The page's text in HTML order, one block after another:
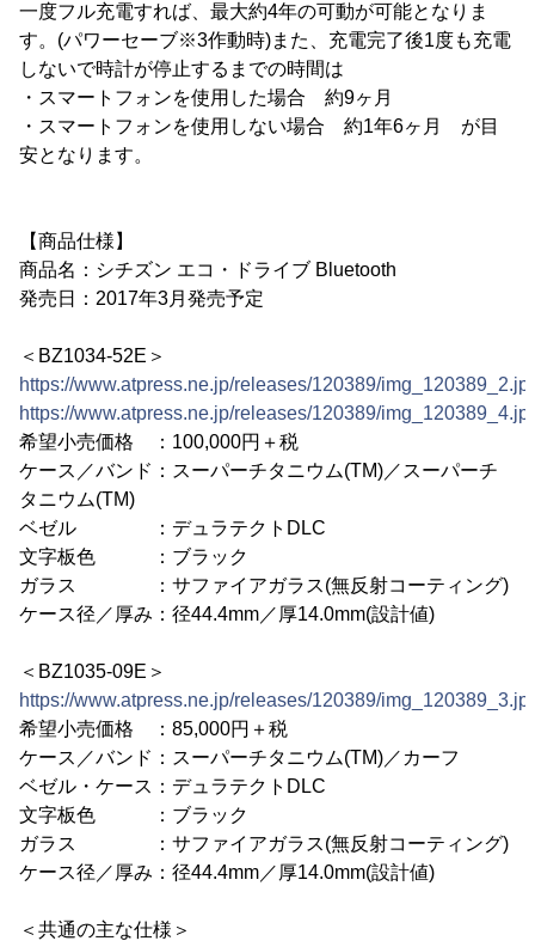
一度フル充電すれば、最大約4年の可動が可能となりま
す。(パワーセーブ※3作動時)また、充電完了後1度も充電
しないで時計が停止するまでの時間は
・スマートフォンを使用した場合 約9ヶ月
・スマートフォンを使用しない場合 約1年6ヶ月 が目
安となります。
【商品仕様】
商品名：シチズン エコ・ドライブ Bluetooth
発売日：2017年3月発売予定
＜BZ1034-52E＞
https://www.atpress.ne.jp/releases/120389/
https://www.atpress.ne.jp/releases/120389/
希望小売価格 ：100,000円＋税
ケース／バンド：スーパーチタニウム(TM)／スーパーチ
タニウム(TM)
ベゼル ：デュラテクトDLC
文字板色 ：ブラック
ガラス ：サファイアガラス(無反射コーティング)
ケース径／厚み：径44.4mm／厚14.0mm(設計値)
＜BZ1035-09E＞
https://www.atpress.ne.jp/releases/120389/
希望小売価格 ：85,000円＋税
ケース／バンド：スーパーチタニウム(TM)／カーフ
ベゼル・ケース：デュラテクトDLC
文字板色 ：ブラック
ガラス ：サファイアガラス(無反射コーティング)
ケース径／厚み：径44.4mm／厚14.0mm(設計値)
＜共通の主な仕様＞